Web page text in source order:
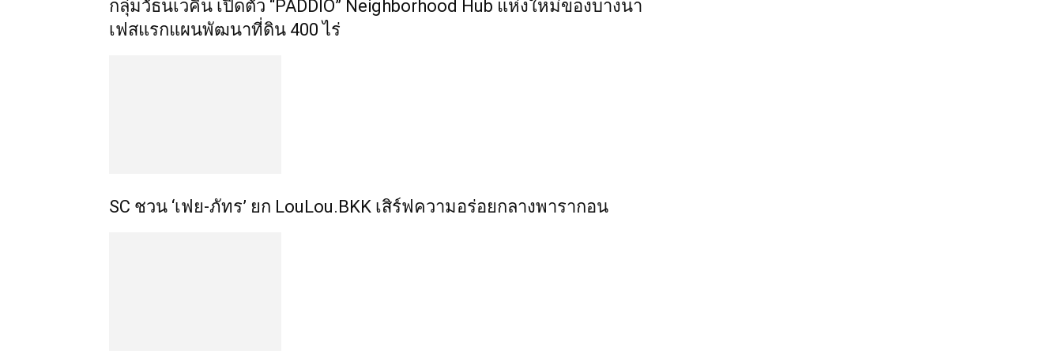
กลุ่มวัธนเวคิน เปิดตัว “PADDIO” Neighborhood Hub แห่งใหม่ของบางนา
เฟสแรกแผนพัฒนาที่ดิน 400 ไร่
SC ชวน ‘เฟย-ภัทร’ ยก LouLou.BKK เสิร์ฟความอร่อยกลางพารากอน